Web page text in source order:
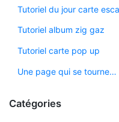
Tutoriel du jour carte
Tutoriel album zig gaz
Tutoriel carte pop up
Une page qui se tourne…
Catégories